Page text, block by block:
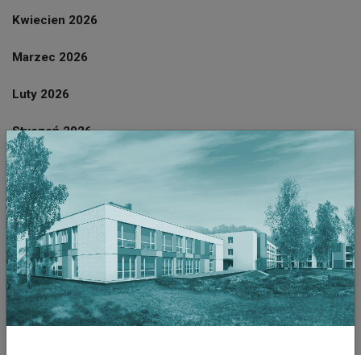
Kwiecien 2026
Marzec 2026
Luty 2026
Styczeń 2026
Grudzień 2025
Listopad 2025
Październik 2025
Wrzesień 2025
Sierpień 2025